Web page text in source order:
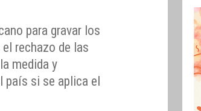
para gravar los
rechazo de las
medida y
país si se aplica el